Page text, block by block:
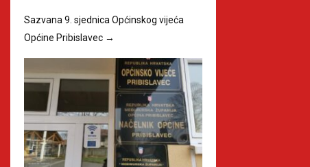
Sazvana 9. sjednica Općinskog vijeća
Općine Pribislavec →